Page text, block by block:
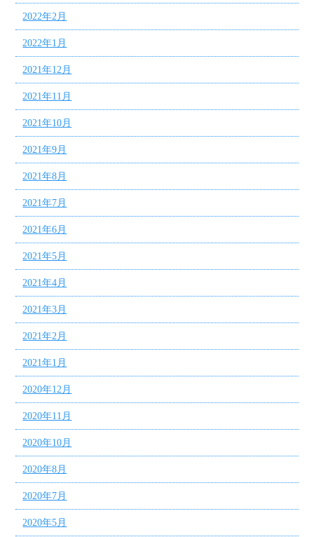
2022年2月
2022年1月
2021年12月
2021年11月
2021年10月
2021年9月
2021年8月
2021年7月
2021年6月
2021年5月
2021年4月
2021年3月
2021年2月
2021年1月
2020年12月
2020年11月
2020年10月
2020年8月
2020年7月
2020年5月